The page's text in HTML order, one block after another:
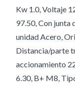
Kw 1.0, Voltaje
97.50, Con junta
unidad Acero,
Distancia/parte
accionamiento
6.30, B+ M8,